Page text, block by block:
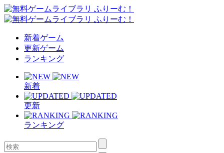
新着ゲーム
更新ゲーム
ランキング
新着
更新
ランキング